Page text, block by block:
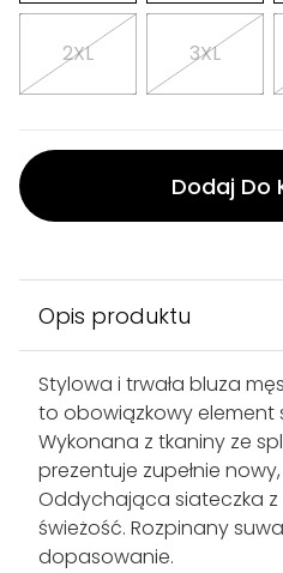
2XL 3XL
Dodaj Do
Opis produktu
Stylowa i trwała bluza
to obowiązkowy element
Wykonana z tkaniny ze
prezentuje zupełnie
Oddychająca siateczka z
świeżość. Rozpinany
dopasowanie.